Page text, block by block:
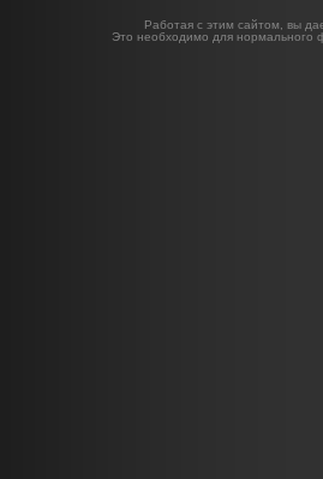
Работая с этим сайтом, вы
Это необходимо для нормального